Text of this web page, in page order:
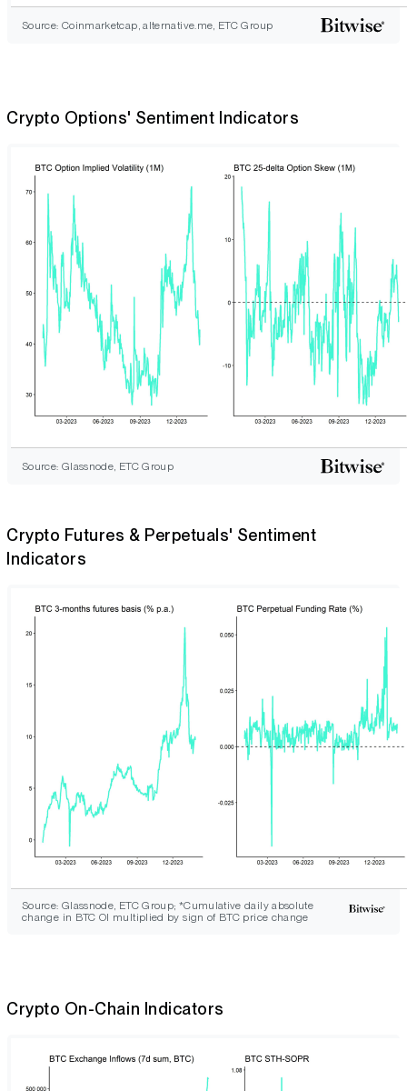
Source: Coinmarketcap, alternative.me, ETC Group
Crypto Options' Sentiment Indicators
Source: Glassnode, ETC Group
Crypto Futures & Perpetuals' Sentiment
Indicators
Source: Glassnode, ETC Group; *Cumulative daily absolute
change in BTC OI multiplied by sign of BTC price change
Crypto On-Chain Indicators